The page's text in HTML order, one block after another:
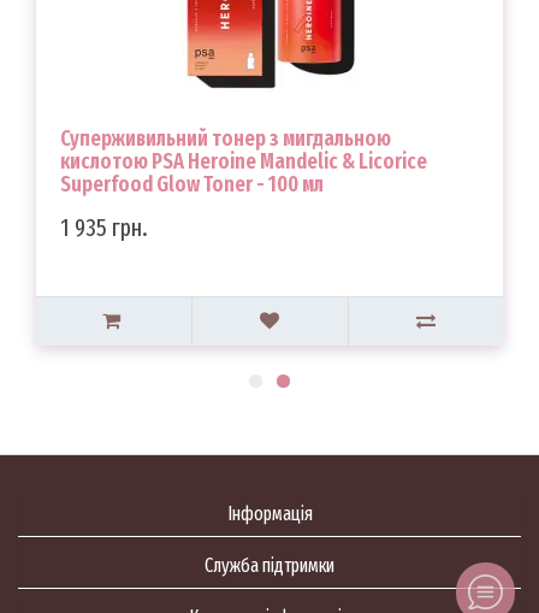
Суперживильний тонер з мигдальною
кислотою PSA Heroine Mandelic & Licorice
Superfood Glow Toner - 100 мл
1 935 грн.
Інформація
Служба підтримки